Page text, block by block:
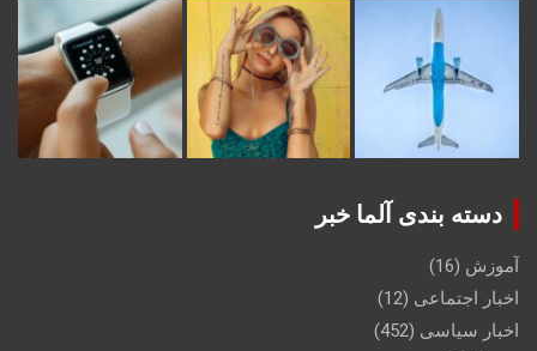
دسته بندی آلما خبر
آموزش (16)
اخبار اجتماعی (12)
اخبار سیاسی (452)